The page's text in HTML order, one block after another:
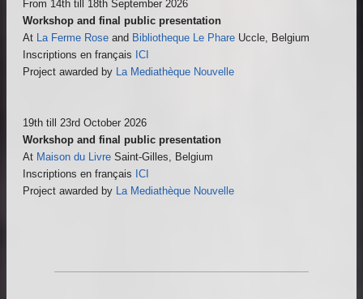
From 14th till 18th September 2026
Workshop and final public presentation
At La Ferme Rose and Bibliotheque Le Phare Uccle, Belgium
Inscriptions en français ICI
Project awarded by La Mediathèque Nouvelle
19th till 23rd October 2026
Workshop and final public presentation
At Maison du Livre Saint-Gilles, Belgium
Inscriptions en français ICI
Project awarded by La Mediathèque Nouvelle